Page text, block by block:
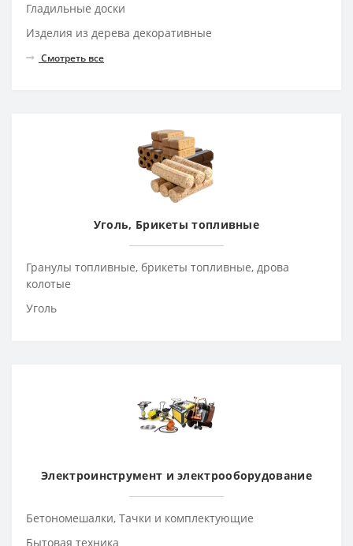
Гладильные доски
Изделия из дерева декоративные
Смотреть все
Уголь, Брикеты топливные
Гранулы топливные, брикеты топливные, дрова
колотые
Уголь
Электроинструмент и электрооборудование
Бетономешалки, Тачки и комплектующие
Бытовая техника